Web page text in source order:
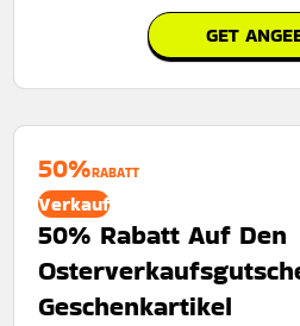
GET
50%RABATT
Verkauf
50% Rabatt Auf Den
Geschenkartikel